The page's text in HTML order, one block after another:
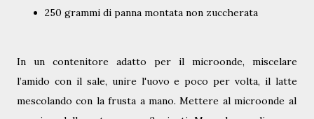
250 grammi di panna montata non zuccherata
In un contenitore adatto per il microonde, miscelare
l’amido con il sale, unire l'uovo e poco per volta, il latte
mescolando con la frusta a mano. Mettere al microonde al